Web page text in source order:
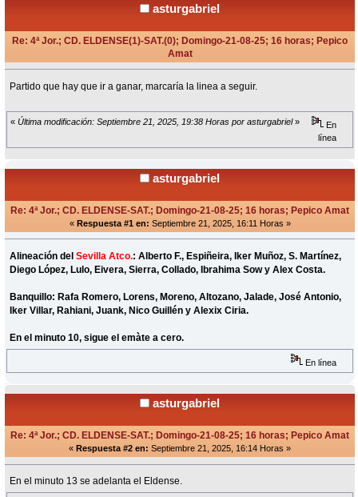
asturgabriel
Re: 4ª Jor.; CD. ELDENSE(1)-SAT.(0); Domingo-21-08-25; 16 horas; Pepico
Amat
Partido que hay que ir a ganar, marcaría la linea a seguir.
« Última modificación: Septiembre 21, 2025, 19:38 Horas por asturgabriel»
En
línea
asturgabriel
Re: 4ª Jor.; CD. ELDENSE-SAT.; Domingo-21-08-25; 16 horas; Pepico Amat
« Respuesta #1 en: Septiembre 21, 2025, 16:11 Horas »
Alineación delSevilla Atco.: Alberto F., Espiñeira, Iker Muñoz, S. Martínez,
Diego López, Lulo, Eivera, Sierra, Collado, Ibrahima Sow y Alex Costa.
Banquillo: Rafa Romero, Lorens, Moreno, Altozano, Jalade, José Antonio,
Iker Villar, Rahiani, Juank, Nico Guillén y Alexix Ciria.
En el minuto 10, sigue el emàte a cero.
En línea
asturgabriel
Re: 4ª Jor.; CD. ELDENSE-SAT.; Domingo-21-08-25; 16 horas; Pepico Amat
« Respuesta #2 en: Septiembre 21, 2025, 16:14 Horas »
En el minuto 13 se adelanta el Eldense.